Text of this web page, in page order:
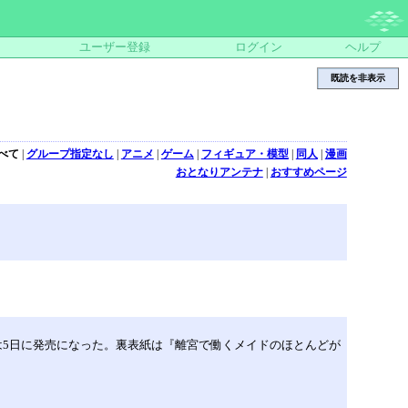
ユーザー登録 ログイン ヘルプ
既読を非表示
て グループ指定なし アニメ ゲーム| フィギュア・模型| 同人
漫画
おとなりアンテナ| おすすめページ
に発売になった。裏表紙は『離宮で働くメイドのほとんどが